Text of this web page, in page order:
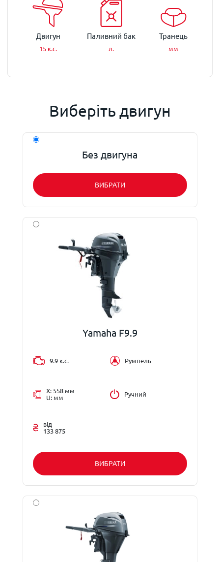
Двигун
15 к.с.
Паливний бак
л.
Транець
мм
Виберіть двигун
Без двигуна
ВИБРАТИ
Yamaha F9.9
9.9 к.с. Румпель
X: 558 мм
U: мм
Ручний
від
133 875
ВИБРАТИ